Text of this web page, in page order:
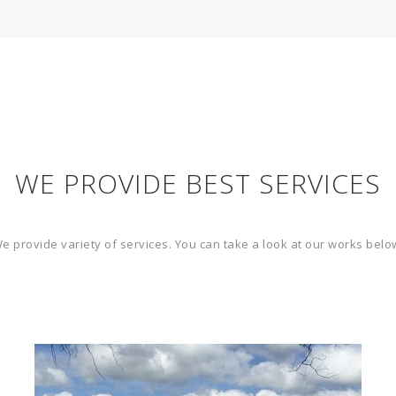
WE PROVIDE BEST SERVICES
provide variety of services. You can take a look at our works